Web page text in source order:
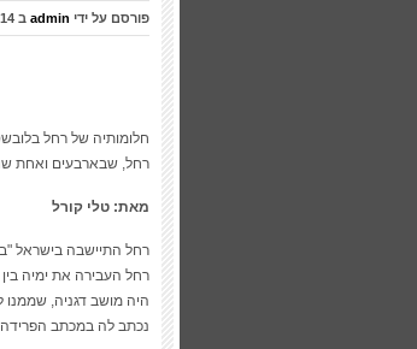
פורסם על ידי admin ב 14 בנובמבר 2010 – 13:08
חלומותיה של רחל
רחל, שבארבעים ואחת
מאת: טלי קורל
רחל התיישבה בישראל
רחל העבירה את ימיה
היה מושב דגניה,
נכתב לה במכתב הפרידה